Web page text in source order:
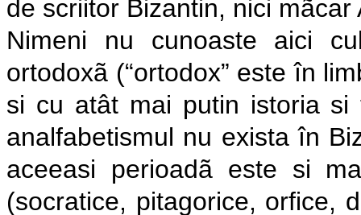
de scriitor Bizantin, nici mãcar
Nimeni nu cunoaste aici
ortodoxã (“ortodox” este în
si cu atât mai putin istoria si
analfabetismul nu exista în
aceeasi perioadã este si
(socratice, pitagorice, orfice,